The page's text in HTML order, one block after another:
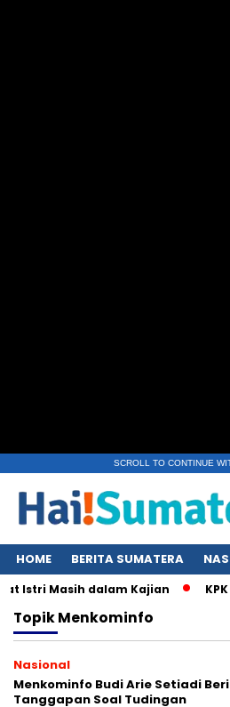
SCROLL TO CONTINUE
HOME BERITA SUMATERA
Istri Masih dalam Kajian
TopikMenkominfo
Nasional
Menkominfo Budi Arie Setiadi Beri
Tanggapan Soal Tudingan